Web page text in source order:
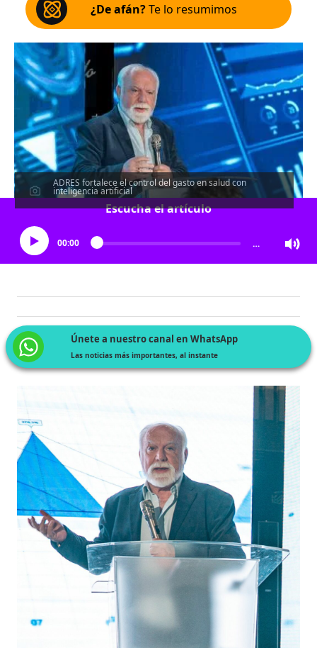
¿De afán?Te lo resumimos
ADRES fortalece el control del gasto en salud con
inteligencia artificial
Escucha el artículo
00:00 …
Únete a nuestro canal en WhatsApp
Las noticias más importantes, al instante